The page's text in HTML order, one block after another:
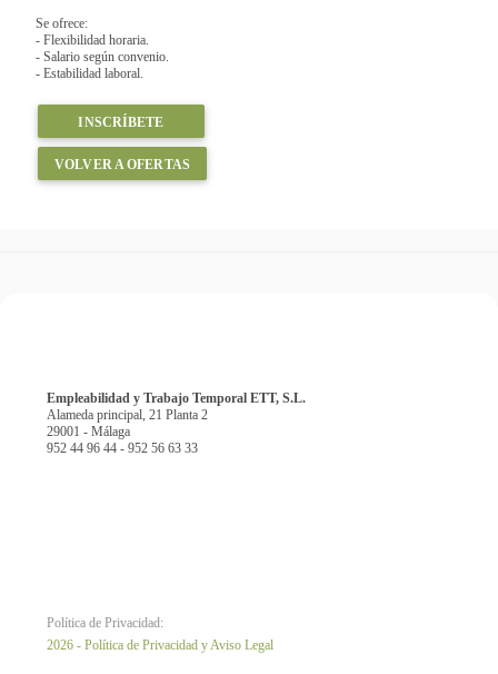
Se ofrece:
- Flexibilidad horaria.
- Salario según convenio.
- Estabilidad laboral.
INSCRÍBETE
VOLVER A OFERTAS
Empleabilidad y Trabajo Temporal ETT, S.L.
Alameda principal, 21 Planta 2
29001 - Málaga
952 44 96 44 - 952 56 63 33
Política de Privacidad:
2026 - Política de Privacidad y Aviso Legal